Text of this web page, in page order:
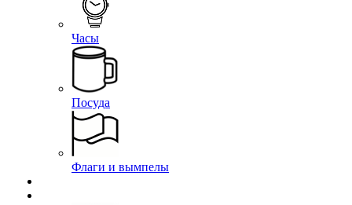
Часы
Посуда
Флаги и вымпелы